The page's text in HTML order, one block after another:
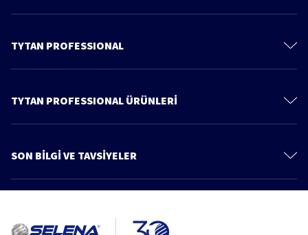
TYTAN PROFESSIONAL
Hakkımızda
Bilgi ve Tavsiye
TYTAN PROFESSIONAL ÜRÜNLERİ
PU Köpük Yapıştırıcılar
SON BİLGİ VE TAVSİYELER
Daha fazla makale
Protect